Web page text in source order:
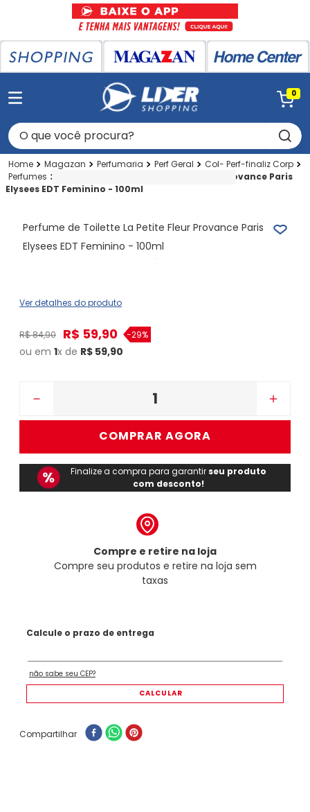
0
O que você procura?
Magazan Perfumaria Perf Geral
Col- Perf-finaliz Corp
Perfumes
Perfume de Toilette La Petite Fleur Provance Paris
Elysees EDT Feminino - 100ml
Perfume de Toilette La Petite Fleur Provance Paris
Elysees EDT Feminino - 100ml
Ver detalhes do produto
R$84,90 R$ 59,90 -29%
ou em 1x de R$ 59,90
＋
－
COMPRAR AGORA
Finalize a compra para garantir seu produto
com desconto!
Compre e retire na loja
Compre seu produtos e retire na loja sem
taxas
Compartilhar